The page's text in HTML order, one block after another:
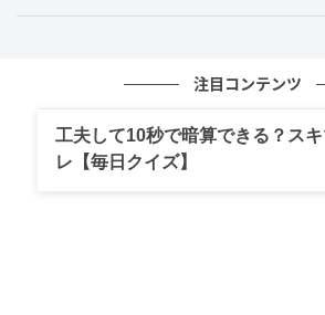
注目コンテンツ
工夫して10秒で暗算できる？ス
レ【毎日クイズ】